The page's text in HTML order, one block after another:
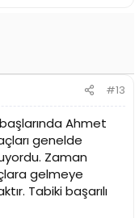
#13
Ahmet
genelde
Zaman
gelmeye
Tabiki başarılı